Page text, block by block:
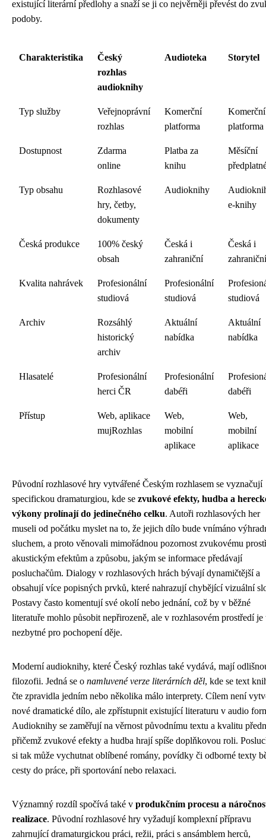
existující literární předlohy a snaží se ji co nejvěrněji převést do
podoby.
Charakteristika
Český
rozhlas
audioknihy
Audioteka Storytel
Typ služby
Veřejnoprávní
rozhlas
Komerční
platforma
Komerční
platforma
Dostupnost
Zdarma
online
Platba za
knihu
Měsíční
Typ obsahu
Rozhlasové
hry, četby,
dokumenty
Audioknihy
e-knihy
Česká produkce
100% český
obsah
Česká i
zahraniční
Česká i
zahraniční
Kvalita nahrávek
Profesionální
studiová
Profesionální
studiová
studiová
Archiv
Rozsáhlý
historický
archiv
Aktuální
nabídka
Aktuální
nabídka
Hlasatelé
Profesionální
herci ČR
Profesionální
dabéři
dabéři
Přístup
Web, aplikace
mujRozhlas
Web,
mobilní
aplikace
Web,
mobilní
aplikace
Původní rozhlasové hry vytvářené Českým rozhlasem se vyznačují
specifickou dramaturgiou, kde se zvukové efekty, hudba a
výkony prolínají do jedinečného celku. Autoři rozhlasových her
museli od počátku myslet na to, že jejich dílo bude vnímáno
sluchem, a proto věnovali mimořádnou pozornost zvukovému
akustickým efektům a způsobu, jakým se informace předávají
posluchačům. Dialogy v rozhlasových hrách bývají dynamičtější a
obsahují více popisných prvků, které nahrazují chybějící vizuální
Postavy často komentují své okolí nebo jednání, což by v běžné
literatuře mohlo působit nepřirozeně, ale v rozhlasovém prostředí je
nezbytné pro pochopení děje.
Moderní audioknihy, které Český rozhlas také vydává, mají
filozofii. Jedná se o namluvené verze literárních děl, kde se text
čte zpravidla jedním nebo několika málo interprety. Cílem není
nové dramatické dílo, ale zpřístupnit existující literaturu v audio
Audioknihy se zaměřují na věrnost původnímu textu a kvalitu
přičemž zvukové efekty a hudba hrají spíše doplňkovou roli.
si tak může vychutnat oblíbené romány, povídky či odborné texty
cesty do práce, při sportování nebo relaxaci.
Významný rozdíl spočívá také v produkčním procesu a
realizace. Původní rozhlasové hry vyžadují komplexní přípravu
zahrnující dramaturgickou práci, režii, práci s ansámblem herců,